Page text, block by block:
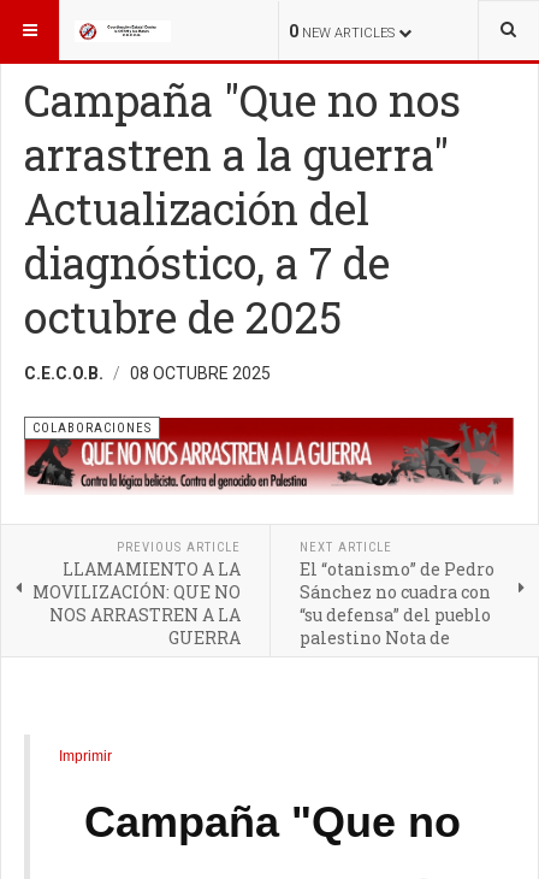
0 NEW ARTICLES
ESTÁ AQUÍ: COLABORACIONES
Campaña "Que no nos
arrastren a la guerra"
Actualización del
diagnóstico, a 7 de
octubre de 2025
C.E.C.O.B. 08 OCTUBRE 2025
COLABORACIONES
PREVIOUS ARTICLE
LLAMAMIENTO A LA
MOVILIZACIÓN: QUE NO
NOS ARRASTREN A LA
GUERRA
NEXT ARTICLE
El “otanismo” de Pedro
Sánchez no cuadra con
“su defensa” del pueblo
palestino Nota de
prensa
Imprimir
Campaña "Que no